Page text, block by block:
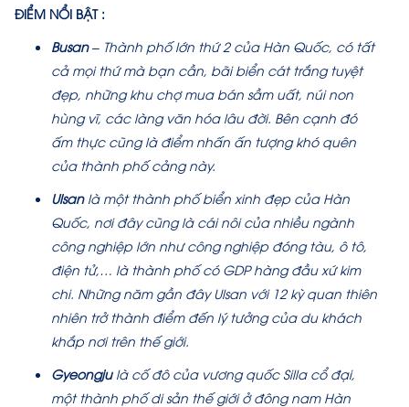
ĐIỂM NỔI BẬT :
Busan– Thành phố lớn thứ 2 của Hàn Quốc, có tất
cả mọi thứ mà bạn cần, bãi biển cát trắng tuyệt
đẹp, những khu chợ mua bán sầm uất, núi non
hùng vĩ, các làng văn hóa lâu đời. Bên cạnh đó
ấm thực cũng là điểm nhấn ấn tượng khó quên
của thành phố cảng này.
Ulsan là một thành phố biển xinh đẹp của Hàn
Quốc, nơi đây cũng là cái nôi của nhiều ngành
công nghiệp lớn như công nghiệp đóng tàu, ô tô,
điện tử,… là thành phố có GDP hàng đầu xứ kim
chi. Những năm gần đây Ulsan với 12 kỳ quan thiên
nhiên trở thành điểm đến lý tưởng của du khách
khắp nơi trên thế giới.
Gyeongju là cố đô của vương quốc Silla cổ đại,
một thành phố di sản thế giới ở đông nam Hàn